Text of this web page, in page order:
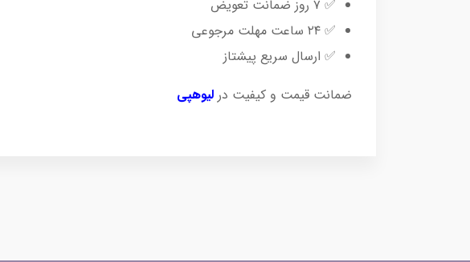
✅ ۷ روز ضمانت تعویض
✅ ۲۴ ساعت مهلت مرجوعی
✅ ارسال سریع پیشتاز
ضمانت قیمت و کیفیت در لیوهپی